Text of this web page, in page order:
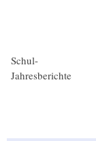
Schul-
Jahresberichte